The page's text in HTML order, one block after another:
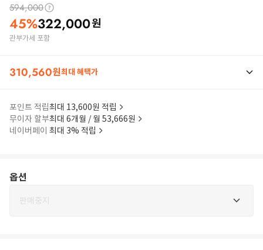
594,000
45%322,000원
관부가세 포함
310,560원최대 혜택가
포인트 적립최대 13,600원 적립
무이자 할부최대 6개월 / 월 53,666원
네이버페이 최대 3% 적립
옵션
판매중지